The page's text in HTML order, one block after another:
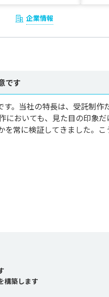
企業情報
です
。当社の特長は、受託制作
においても、見た目の印象
常に検証してきました。
構築します